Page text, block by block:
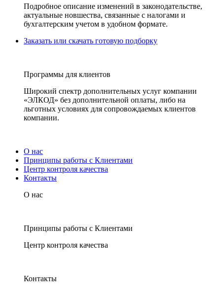
Подробное описание изменений в законодательстве,
актуальные новшества, связанные с налогами и
бухгалтерским учетом в удобном формате.
Заказать или скачать готовую подборку
Программы для клиентов
Широкий спектр дополнительных услуг компании
«ЭЛКОД» без дополнительной оплаты, либо на
льготных условиях для сопровождаемых клиентов
компании.
О нас
Принципы работы с Клиентами
Центр контроля качества
Контакты
О нас
Принципы работы с Клиентами
Центр контроля качества
Контакты